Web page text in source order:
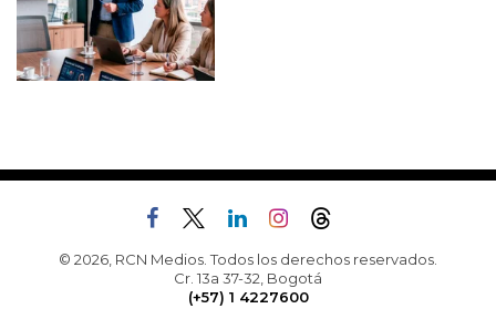
© 2026, RCN Medios. Todos los derechos reservados.
Cr. 13a 37-32, Bogotá
(+57) 1 4227600